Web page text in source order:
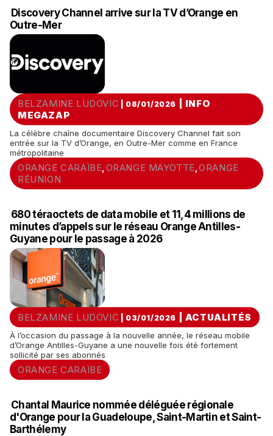
Discovery Channel arrive sur la TV d’Orange en
Outre-Mer
BELZAMINE LUDOVIC | 08/01/2026
INFO
MEGAZAP
La célèbre chaîne documentaire Discovery Channel fait son
entrée sur la TV d’Orange, en Outre-Mer comme en France
métropolitaine
ORANGE CARAÏBE ORANGE MAYOTTE ,ORANGE
RÉUNION
680 téraoctets de data mobile et 11,4 millions de
minutes d’appels sur le réseau Orange Antilles-
Guyane pour le passage à 2026
BELZAMINE LUDOVIC | 03/01/2026 ACTUALITÉS
À l’occasion du passage à la nouvelle année, le réseau mobile
d’Orange Antilles-Guyane a une nouvelle fois été fortement
sollicité par ses abonnés
ORANGE CARAÏBE
Chantal Maurice nommée déléguée régionale
d'Orange pour la Guadeloupe, Saint-Martin et Saint-
Barthélemy